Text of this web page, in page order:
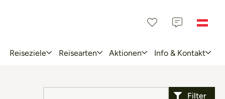
Reiseziele Reisearten Aktionen Info & Kontakt
Filter